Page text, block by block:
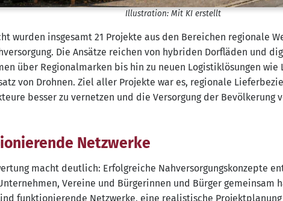
Illus­tra­ti­on: Mit KI erstellt
wur­den ins­ge­samt 21 Pro­jek­te aus den Berei­chen regio­na­le
Die Ansät­ze rei­chen von hybri­den Dorf­lä­den und
über Regio­nal­mar­ken bis hin zu neu­en Logis­tik­lö­sun­gen
von Droh­nen. Ziel aller Pro­jek­te war es, regio­na­le
bes­ser zu ver­net­zen und die Ver­sor­gung der Bevöl­ke­rung
Netzwerke
macht deut­lich: Erfolg­rei­che Nah­ver­sor­gungs­kon­zep­te
Ver­ei­ne und Bür­ge­rin­nen und Bür­ger gemein­sam
funk­tio­nie­ren­de Netz­wer­ke, eine rea­lis­ti­sche